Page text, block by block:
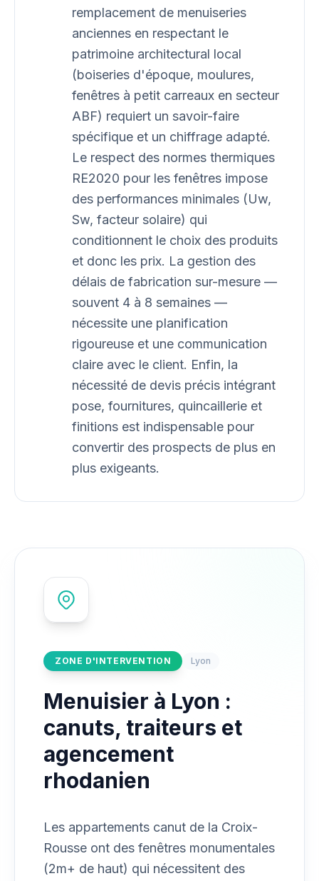
remplacement de menuiseries
anciennes en respectant le
patrimoine architectural local
(boiseries d'époque, moulures,
fenêtres à petit carreaux en secteur
ABF) requiert un savoir-faire
spécifique et un chiffrage adapté.
Le respect des normes thermiques
RE2020 pour les fenêtres impose
des performances minimales (Uw,
Sw, facteur solaire) qui
conditionnent le choix des produits
et donc les prix. La gestion des
délais de fabrication sur-mesure —
souvent 4 à 8 semaines —
nécessite une planification
rigoureuse et une communication
claire avec le client. Enfin, la
nécessité de devis précis intégrant
pose, fournitures, quincaillerie et
finitions est indispensable pour
convertir des prospects de plus en
plus exigeants.
ZONE D'INTERVENTION Lyon
Menuisier à Lyon :
canuts, traiteurs et
agencement
rhodanien
Les appartements canut de la Croix-
Rousse ont des fenêtres monumentales
(2m+ de haut) qui nécessitent des